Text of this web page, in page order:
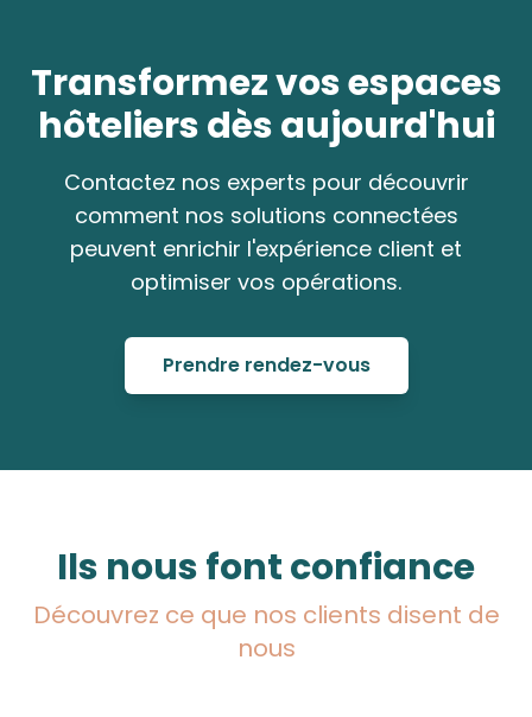
Transformez vos espaces
hôteliers dès aujourd'hui
Contactez nos experts pour découvrir
comment nos solutions connectées
peuvent enrichir l'expérience client et
optimiser vos opérations.
Prendre rendez-vous
Ils nous font confiance
Découvrez ce que nos clients disent de
nous